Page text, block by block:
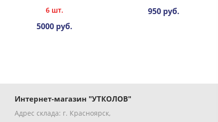
6 шт.
5000 руб.
950 руб.
Интернет-магазин "УТКОЛОВ"
Адрес склада: г. Красноярск,